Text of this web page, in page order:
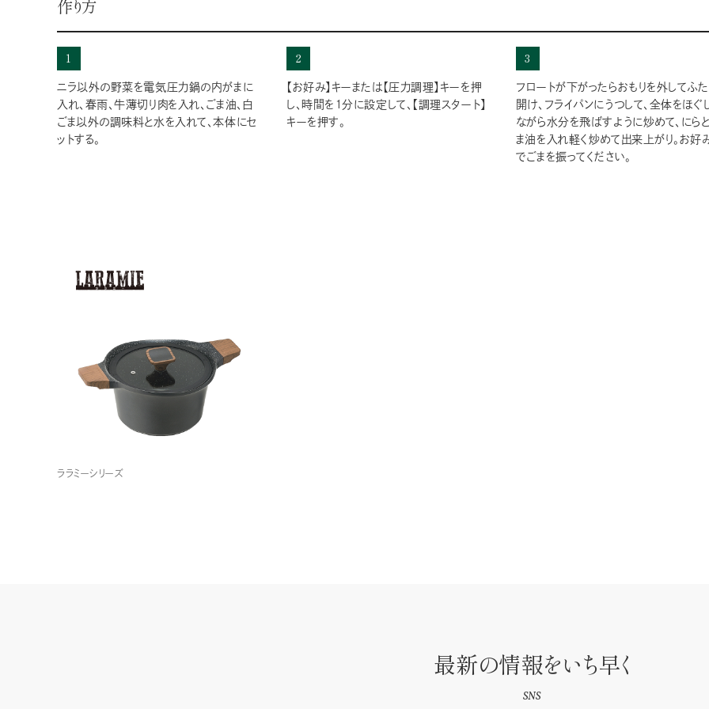
作り方
1
ニラ以外の野菜を電気圧力鍋の内がまに
入れ、春雨、牛薄切り肉を入れ、ごま油、白
ごま以外の調味料と水を入れて、本体にセ
ットする。
2
【お好み】キーまたは【圧力調理】キーを押
し、時間を１分に設定して、【調理スタート】
キーを押す。
3
フロートが下がったらおもりを外してふ
開け、フライパンにうつして、全体をほぐ
ながら水分を飛ばすように炒めて、にら
ま油を入れ軽く炒めて出来上がり。お好
でごまを振ってください。
ララミーシリーズ
最新の情報をいち早く
SNS